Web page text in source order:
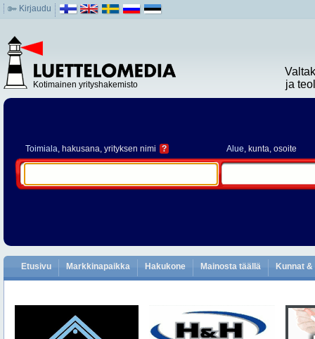
Kirjaudu
Kotimainen yrityshakemisto
ja
Toimiala, hakusana, yrityksen nimi ? Alue, kunta, osoite
Etusivu Markkinapaikka Hakukone Mainosta täällä Kunnat